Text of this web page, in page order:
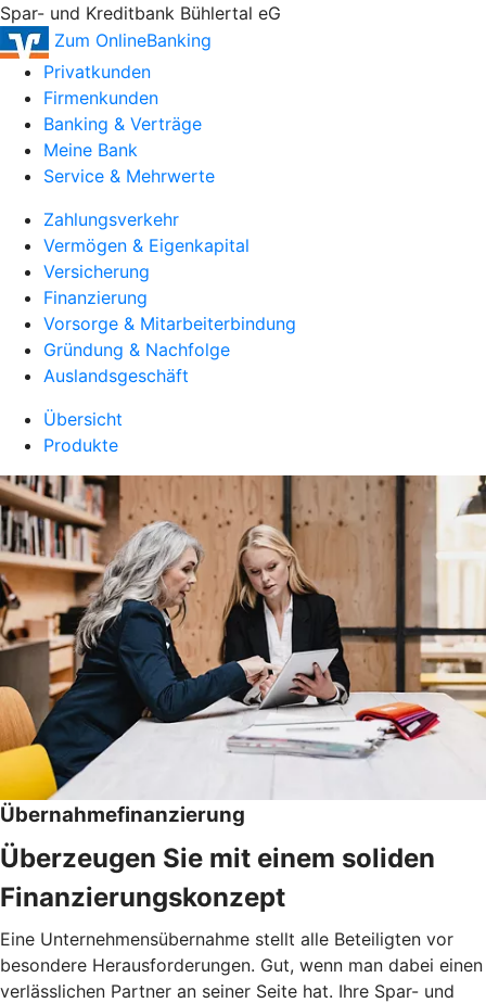
Spar- und Kreditbank Bühlertal eG
Zum OnlineBanking
Privatkunden
Firmenkunden
Banking & Verträge
Meine Bank
Service & Mehrwerte
Zahlungsverkehr
Vermögen & Eigenkapital
Versicherung
Finanzierung
Vorsorge & Mitarbeiterbindung
Gründung & Nachfolge
Auslandsgeschäft
Übersicht
Produkte
Übernahmefinanzierung
Überzeugen Sie mit einem soliden
Finanzierungskonzept
Eine Unternehmensübernahme stellt alle Beteiligten vor
besondere Herausforderungen. Gut, wenn man dabei einen
verlässlichen Partner an seiner Seite hat. Ihre Spar- und